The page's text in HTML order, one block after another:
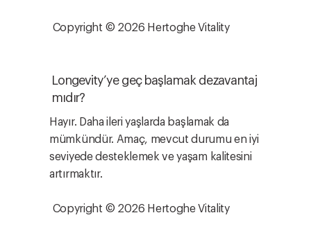
Copyright © 2026 Hertoghe Vitality
Longevity’ye geç başlamak dezavantaj
mıdır?
Hayır. Daha ileri yaşlarda başlamak da
mümkündür. Amaç, mevcut durumu en iyi
seviyede desteklemek ve yaşam kalitesini
artırmaktır.
Copyright © 2026 Hertoghe Vitality